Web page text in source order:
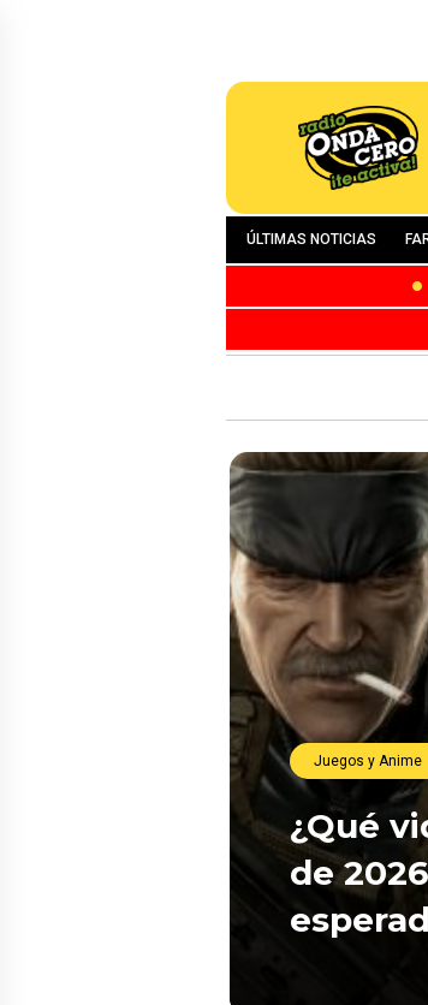
ÚLTIMAS NOTICIAS
Juegos y Anime
¿Qué
de